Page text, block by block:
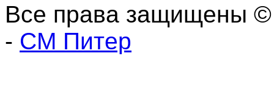
Все права защищены
- СМ Питер